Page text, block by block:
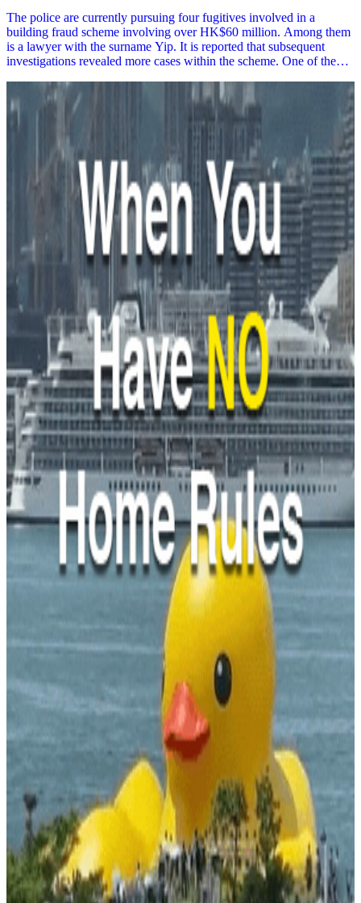
The police are currently pursuing four fugitives involved in a
building fraud scheme involving over HK$60 million. Among them
is a lawyer with the surname Yip. It is reported that subsequent
investigations revealed more cases within the scheme. One of the
individuals used fake identities to pose as the deceased owner who
had been absent for 21 years. Together with a middle-aged woman
named Leung, they borrowed money from "loan sharks". However,
shortly after the woman committed the crime, she died by charcoal
burning in Wong Tai Sin Tung Wui Estate in September last year,
along with a female mahjong companion. Before her death, she
accused "Mr. Yip" of being responsible for her demise. The police
believe "Mr. Yip" is a key member of the fraud syndicate. Leung
was suspected of believing Mr. Yip's words due to debt, assisting in
the fraud to make a profit and repay debts, but unfortunately met a
tragic end.